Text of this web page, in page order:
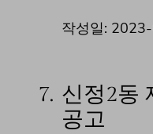
작성일:
7. 신정2동
공고